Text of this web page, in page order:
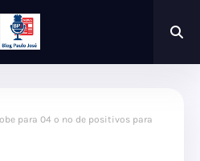
para 04 o nº de positivos para